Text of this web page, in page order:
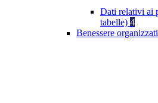
Dati relativi ai
tabelle) 4
Benessere